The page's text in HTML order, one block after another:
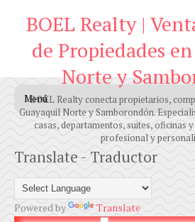
BOEL Realty |
de Propiedades
Norte y
BOEL Realty conecta propietarios,
Guayaquil Norte y Samborondón.
casas, departamentos, suites, oficinas
profesional y
Translate - Traductor
Powered by Translate